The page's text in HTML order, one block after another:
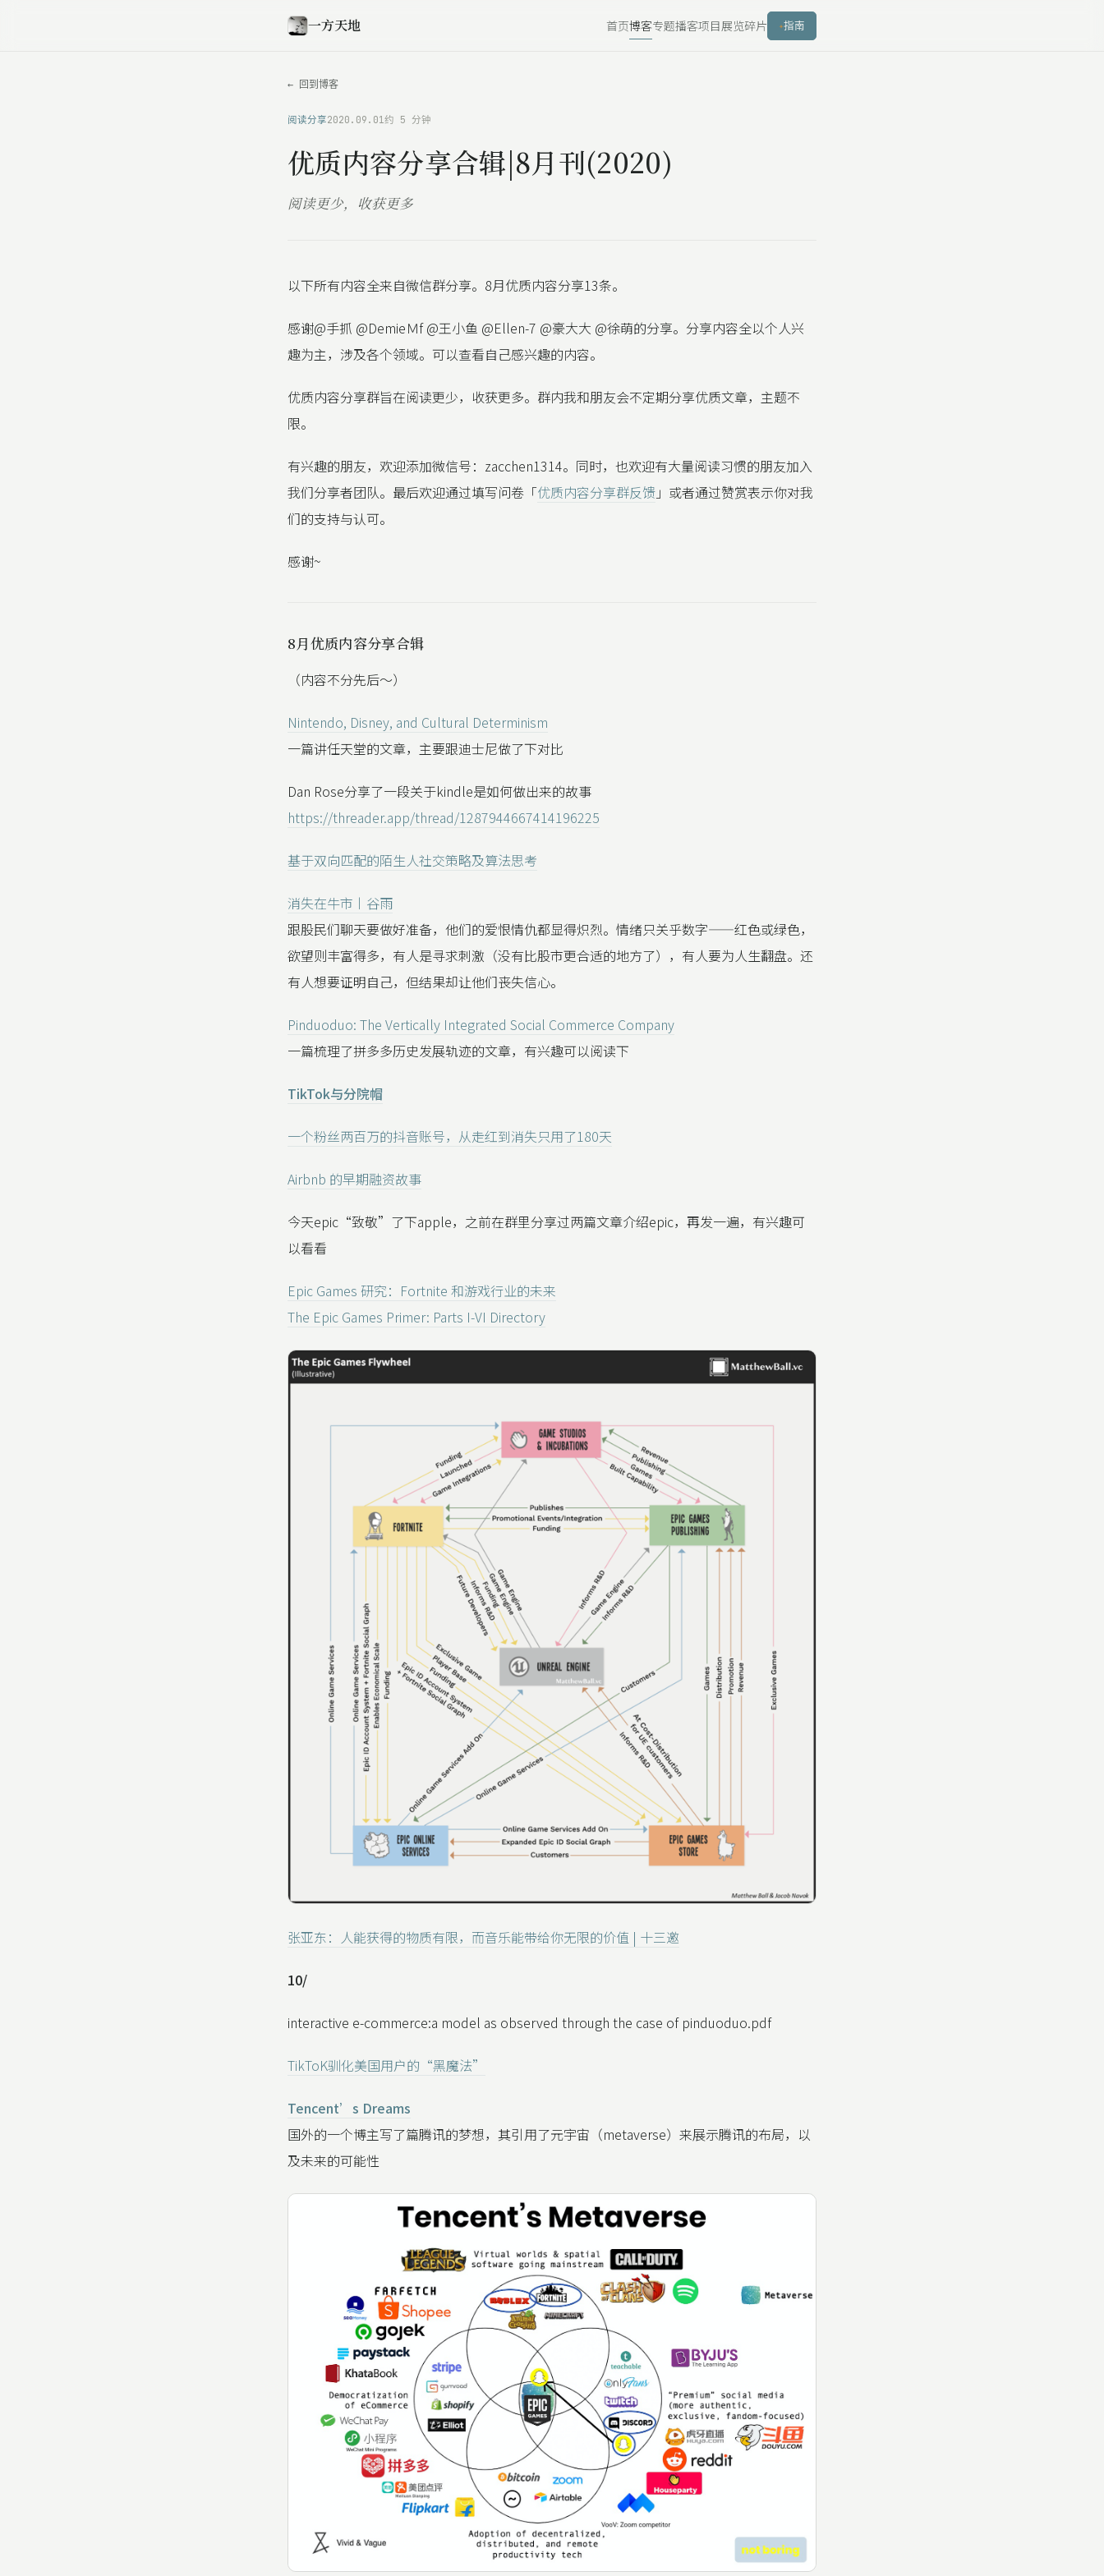
一方天地 首页博客专题播客项目展览碎片 指南
← 回到博客
阅读分享2020.09.01约 5 分钟
优质内容分享合辑|8月刊(2020)
阅读更少，收获更多
以下所有内容全来自微信群分享。8月优质内容分享13条。
感谢@手抓 @DemieＭf @王小鱼 @Ellen-7 @豪大大 @徐萌的分享。分享内容全以个人兴
趣为主，涉及各个领域。可以查看自己感兴趣的内容。
优质内容分享群旨在阅读更少，收获更多。群内我和朋友会不定期分享优质文章，主题不
限。
有兴趣的朋友，欢迎添加微信号：zacchen1314。同时，也欢迎有大量阅读习惯的朋友加入
我们分享者团队。最后欢迎通过填写问卷「优质内容分享群反馈 」或者通过赞赏表示你对我
们的支持与认可。
感谢~
8月优质内容分享合辑
（内容不分先后～）
Nintendo, Disney, and Cultural Determinism
一篇讲任天堂的文章，主要跟迪士尼做了下对比
Dan Rose分享了一段关于kindle是如何做出来的故事
https://threader.app/thread/1287944667414196225
基于双向匹配的陌生人社交策略及算法思考
消失在牛市丨谷雨
跟股民们聊天要做好准备，他们的爱恨情仇都显得炽烈。情绪只关乎数字——红色或绿色，
欲望则丰富得多，有人是寻求刺激（没有比股市更合适的地方了），有人要为人生翻盘。还
有人想要证明自己，但结果却让他们丧失信心。
Pinduoduo: The Vertically Integrated Social Commerce Company
一篇梳理了拼多多历史发展轨迹的文章，有兴趣可以阅读下
TikTok与分院帽
一个粉丝两百万的抖音账号，从走红到消失只用了180天
Airbnb 的早期融资故事
今天epic“致敬”了下apple，之前在群里分享过两篇文章介绍epic，再发一遍，有兴趣可
以看看
Epic Games 研究：Fortnite 和游戏行业的未来
The Epic Games Primer: Parts I-VI Directory
张亚东：人能获得的物质有限，而音乐能带给你无限的价值 | 十三邀
10/
interactive e-commerce:a model as observed through the case of pinduoduo.pdf
TikToK驯化美国用户的“黑魔法”
Tencent’s Dreams
国外的一个博主写了篇腾讯的梦想，其引用了元宇宙（metaverse）来展示腾讯的布局，以
及未来的可能性